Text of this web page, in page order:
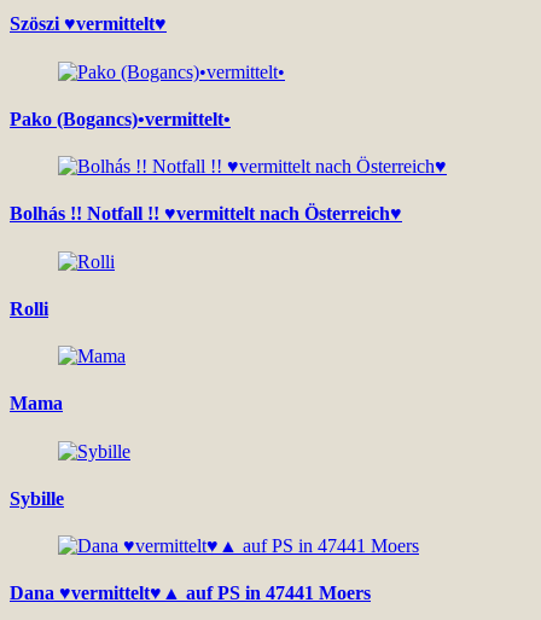
Szöszi ♥vermittelt♥
Pako (Bogancs)•vermittelt•
Bolhás !! Notfall !! ♥vermittelt nach Österreich♥
Rolli
Mama
Sybille
Dana ♥vermittelt♥▲ auf PS in 47441 Moers